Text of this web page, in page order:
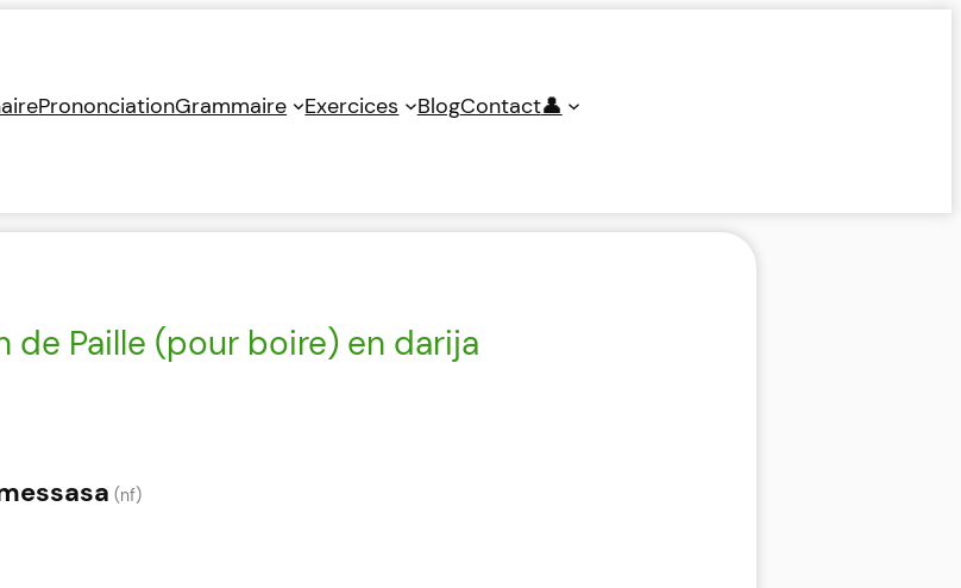
PrononciationGrammaire Exercices BlogContact👤
de Paille (pour boire) en darija
(nf)